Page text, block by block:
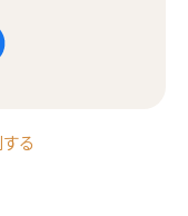
る